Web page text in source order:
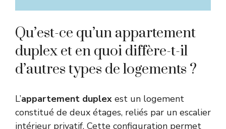
Qu’est-ce qu’un appartement
duplex et en quoi diffère-t-il
d’autres types de logements ?
L’appartement duplex est un logement
constitué de deux étages, reliés par un escalier
intérieur privatif. Cette configuration permet